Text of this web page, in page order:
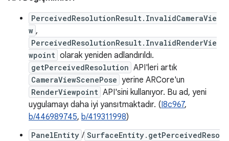
PerceivedResolutionResult.InvalidCameraVie
w ,
PerceivedResolutionResult.InvalidRenderVie
wpoint olarak yeniden adlandırıldı.
getPerceivedResolution API'leri artık
CameraViewScenePose yerine ARCore'un
RenderViewpoint API'sini kullanıyor. Bu ad, yeni
uygulamayı daha iyi yansıtmaktadır. (I8c967,
b/446989745, b/419311998)
PanelEntity / SurfaceEntity.getPerceivedReso